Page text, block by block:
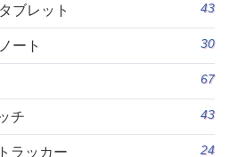
ブレット 43
ート 30
67
チ 43
ラッカー 24